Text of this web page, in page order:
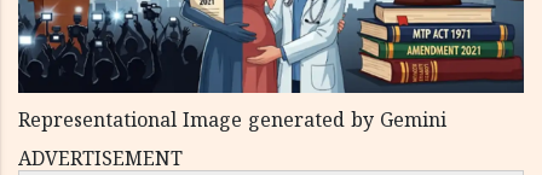
Representational Image generated by Gemini
ADVERTISEMENT